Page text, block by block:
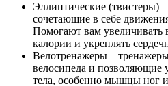
Эллиптические (твистеры)
сочетающие в себе
Помогают вам увеличивать
калории и укреплять
Велотренажеры –
велосипеда и позволяющие
тела, особенно мышцы ног